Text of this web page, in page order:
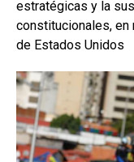
estratégicas y la
constitucionales,
de Estados Unidos